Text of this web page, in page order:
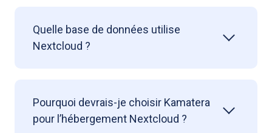
Quelle base de données utilise
Nextcloud ?
Pourquoi devrais-je choisir Kamatera
pour l’hébergement Nextcloud ?